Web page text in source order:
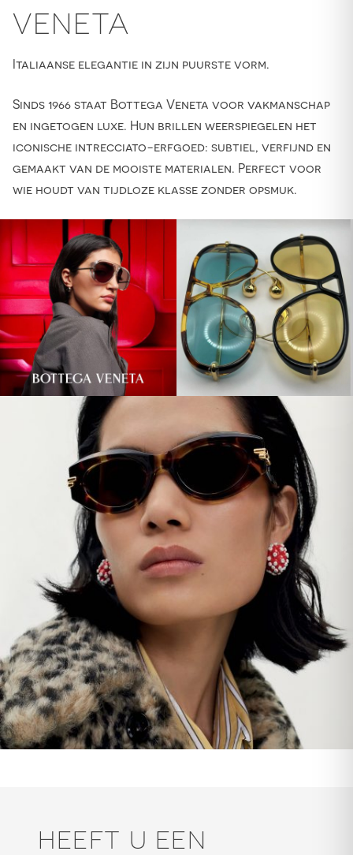
VENETA
Italiaanse elegantie in zijn puurste vorm.
Sinds 1966 staat Bottega Veneta voor vakmanschap
en ingetogen luxe. Hun brillen weerspiegelen het
iconische intrecciato-erfgoed: subtiel, verfijnd en
gemaakt van de mooiste materialen. Perfect voor
wie houdt van tijdloze klasse zonder opsmuk.
HEEFT U EEN